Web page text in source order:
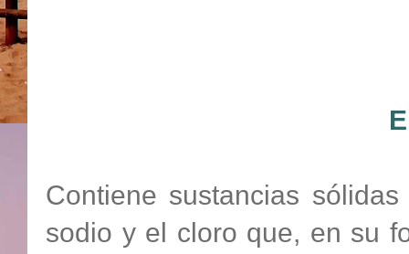
Contiene sustancias
sodio y el cloro que, en su